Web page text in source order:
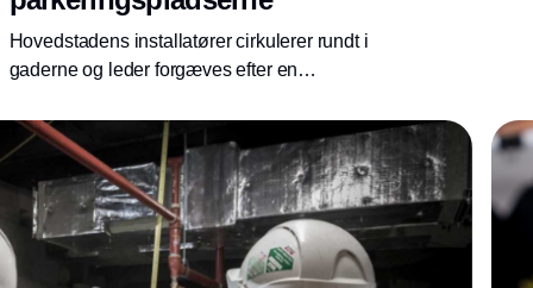
Hovedstadens installatører cirkulerer rundt i
gaderne og leder forgæves efter en
lange gåture hen til kunden, som ikke vil
betale for den ekstra transporttid.